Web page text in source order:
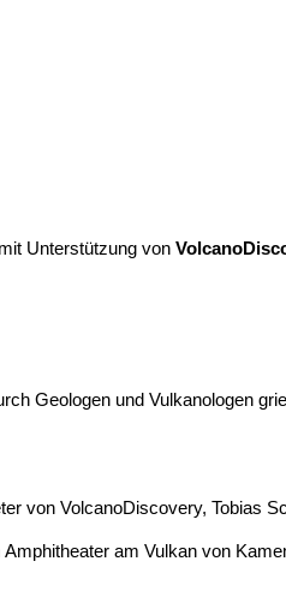
Unterstützung von
Geologen und Vulkanologen
von VolcanoDiscovery, Tobias
Amphitheater am Vulkan von